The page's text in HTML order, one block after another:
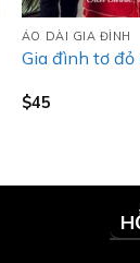
ÁO DÀI GIA ĐÌNH
Gia đình tơ đỏ
$45